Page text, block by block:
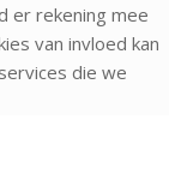
er rekening mee
van invloed kan
die we